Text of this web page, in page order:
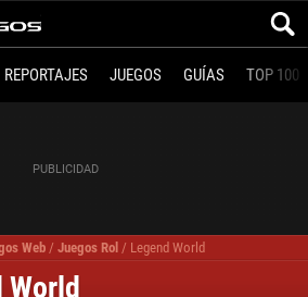
REPORTAJES JUEGOS GUÍAS TOP 100
Web/ Juegos Rol / Legend World
World